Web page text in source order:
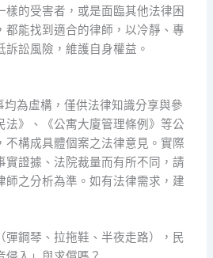
樣的受害者，或是面臨其他法律困
都能找到適合的律師，以冷靜、專
訟風險，維護自身權益。
為虛構，僅供法律知識分享與參
法》、《公寓大廈管理條例》等公
不構成具體個案之法律意見。實際
實證據、法院裁量而有所不同，請
師之分析為準。如有法律需求，建
彈鋼琴、拉拖鞋、半夜走路），民